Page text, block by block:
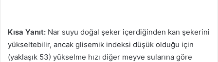
Kısa Yanıt: Nar suyu doğal şeker içerdiğinden kan şekerini
yükseltebilir, ancak glisemik indeksi düşük olduğu için
(yaklaşık 53) yükselme hızı diğer meyve sularına göre